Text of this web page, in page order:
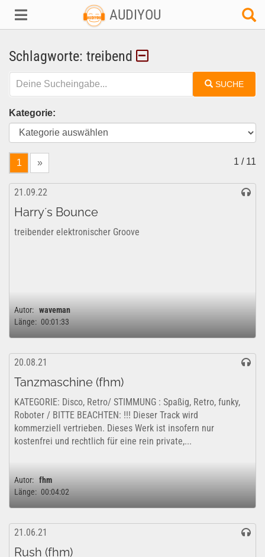
AUDIYOU
Schlagworte: treibend
SUCHE
Kategorie:
1 » 1 / 11
21.09.22
Harry´s Bounce
treibender elektronischer Groove
Autor: waveman
Länge: 00:01:33
20.08.21
Tanzmaschine (fhm)
KATEGORIE: Disco, Retro/ STIMMUNG : Spaßig, Retro, funky,
Roboter / BITTE BEACHTEN: !!! Dieser Track wird
kommerziell vertrieben. Dieses Werk ist insofern nur
kostenfrei und rechtlich für eine rein private,...
Autor: fhm
Länge: 00:04:02
21.06.21
Rush (fhm)